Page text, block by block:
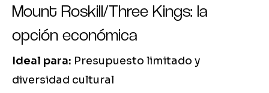
Mount Roskill/Three Kings: la
opción económica
Ideal para: Presupuesto limitado y
diversidad cultural